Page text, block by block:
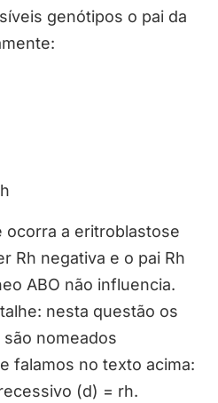
genótipos o pai da
ocorra a eritroblastose
Rh negativa e o pai Rh
ABO não influencia.
nesta questão os
nomeados
falamos no texto acima:
(d) = rh.